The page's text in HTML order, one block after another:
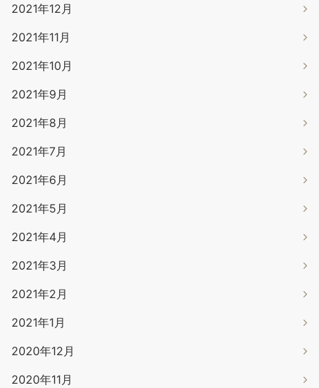
2021年12月
2021年11月
2021年10月
2021年9月
2021年8月
2021年7月
2021年6月
2021年5月
2021年4月
2021年3月
2021年2月
2021年1月
2020年12月
2020年11月